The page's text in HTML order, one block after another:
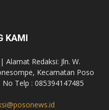
KAMI
Alamat Redaksi: Jln. W.
Kecamatan Poso
Telp : 085394147485